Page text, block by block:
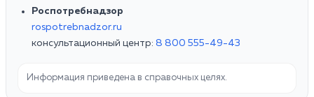
Роспотребнадзор
rospotrebnadzor.ru
консультационный центр: 8 800 555-49-43
Информация приведена в справочных целях.